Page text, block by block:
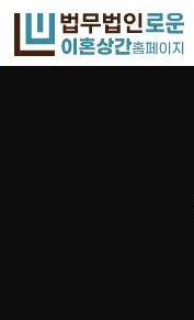
메뉴 건너뛰기